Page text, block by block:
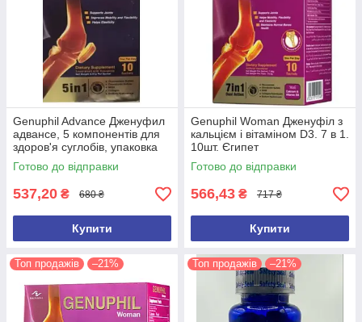
Genuphil Advance Дженуфил
адвансе, 5 компонентів для
здоров'я суглобів, упаковка
10саше Єгипет
Готово до відправки
537,20 ₴ 680 ₴
Купити
Genuphil Woman Дженуфіл з
кальцієм і вітаміном D3. 7 в 1.
10шт. Єгипет
Готово до відправки
566,43 ₴ 717 ₴
Купити
Топ продажів –21% Топ продажів –21%